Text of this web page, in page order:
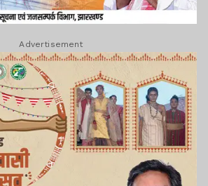
Advertisement